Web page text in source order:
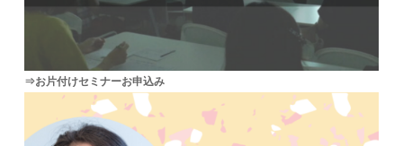
⇒お片付けセミナーお申込み